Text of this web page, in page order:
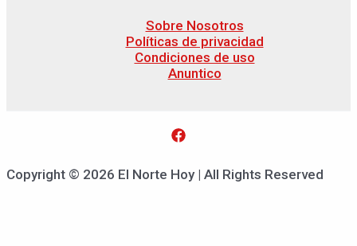
Sobre Nosotros
Políticas de privacidad
Condiciones de uso
Anuntico
Copyright © 2026 El Norte Hoy | All Rights Reserved